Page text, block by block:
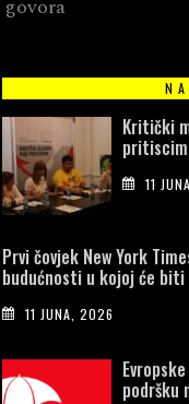
Kritički
11
Prvi čovjek New York
budućnosti u kojoj će biti
11 JUNA, 2026
podršku